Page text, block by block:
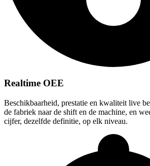
Realtime OEE
Beschikbaarheid, prestatie en kwaliteit live
de fabriek naar de shift en de machine, en
cijfer, dezelfde definitie, op elk niveau.